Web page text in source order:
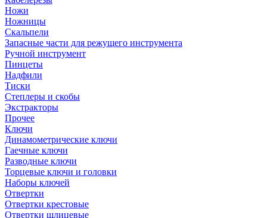
Ножи
Ножницы
Скальпели
Запасные части для режущего инструмента
Ручной инструмент
Пинцеты
Надфили
Тиски
Степлеры и скобы
Экстракторы
Прочее
Ключи
Динамометрические ключи
Гаечные ключи
Разводные ключи
Торцевые ключи и головки
Наборы ключей
Отвертки
Отвертки крестовые
Отвертки шлицевые